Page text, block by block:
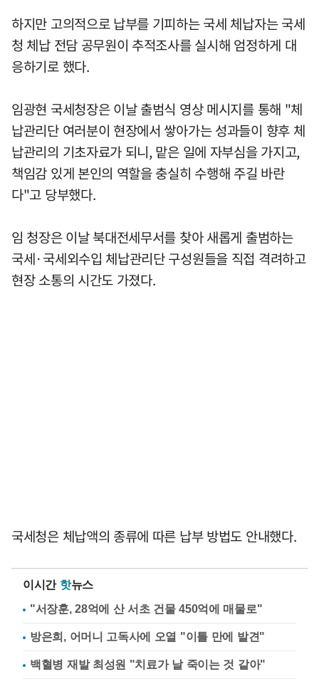
하지만 고의적으로 납부를 기피하는 국세 체납자는 국세
청 체납 전담 공무원이 추적조사를 실시해 엄정하게 대
응하기로 했다.
임광현 국세청장은 이날 출범식 영상 메시지를 통해 "체
납관리단 여러분이 현장에서 쌓아가는 성과들이 향후 체
납관리의 기초자료가 되니, 맡은 일에 자부심을 가지고,
책임감 있게 본인의 역할을 충실히 수행해 주길 바란
다"고 당부했다.
임 청장은 이날 북대전세무서를 찾아 새롭게 출범하는
국세·국세외수입 체납관리단 구성원들을 직접 격려하고
현장 소통의 시간도 가졌다.
국세청은 체납액의 종류에 따른 납부 방법도 안내했다.
이시간 핫뉴스
"서장훈, 28억에 산 서초 건물 450억에 매물로"
방은희, 어머니 고독사에 오열 "이틀 만에 발견"
백혈병 재발 최성원 "치료가 날 죽이는 것 같아"